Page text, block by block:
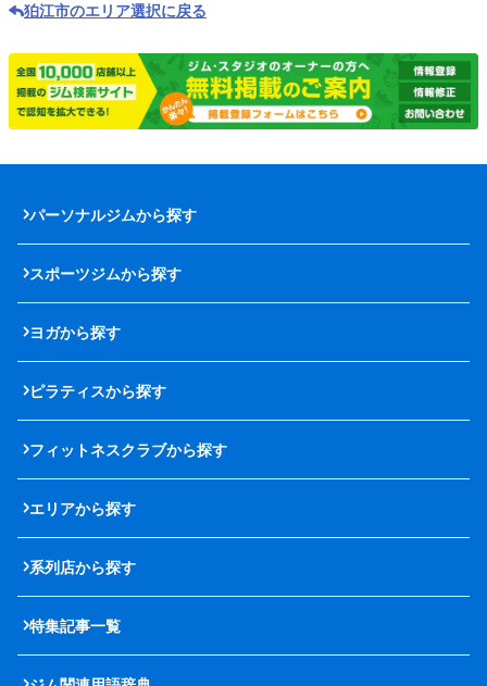
狛江市のエリア選択に戻る
パーソナルジムから探す
スポーツジムから探す
ヨガから探す
ピラティスから探す
フィットネスクラブから探す
エリアから探す
系列店から探す
特集記事一覧